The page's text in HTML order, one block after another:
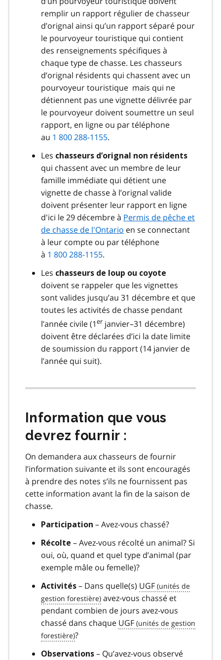
remplir un rapport régulier de chasseur
d’orignal ainsi qu’un rapport séparé pour
le pourvoyeur touristique qui contient
des renseignements spécifiques à
chaque type de chasse. Les chasseurs
d’orignal résidents qui chassent avec un
pourvoyeur touristique mais qui ne
détiennent pas une vignette délivrée par
le pourvoyeur doivent soumettre un seul
rapport, en ligne ou par téléphone
au 1 800 288-1155.
Les chasseurs d’orignal non résidents
qui chassent avec un membre de leur
famille immédiate qui détient une
vignette de chasse à l’orignal valide
doivent présenter leur rapport en ligne
d'ici le 29 décembre à Permis de pêche et
de chasse de l'Ontario en se connectant
à leur compte ou par téléphone
à 1 800 288-1155.
Les chasseurs de loup ou coyote
doivent se rappeler que les vignettes
sont valides jusqu’au 31 décembre et que
toutes les activités de chasse pendant
l’année civile (1er janvier–31 décembre)
doivent être déclarées d’ici la date limite
de soumission du rapport (14 janvier de
l’année qui suit).
Information que vous
devrez fournir :
On demandera aux chasseurs de fournir
l’information suivante et ils sont encouragés
à prendre des notes s’ils ne fournissent pas
cette information avant la fin de la saison de
chasse.
Participation – Avez-vous chassé?
Récolte – Avez-vous récolté un animal? Si
oui, où, quand et quel type d’animal (par
exemple mâle ou femelle)?
Activités – Dans quelle(s) UGF
avez-vous chassé et
pendant combien de jours avez-vous
chassé dans chaque UGF
?
Observations – Qu’avez-vous observé